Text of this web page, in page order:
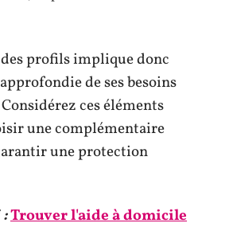
profils implique donc
de ses besoins
ces éléments
une complémentaire
une protection
Trouver l'aide à domicile